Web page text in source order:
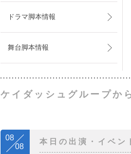
ドラマ脚本情報
舞台脚本情報
ケイダッシュグループか
08
08
本日の出演・イベン